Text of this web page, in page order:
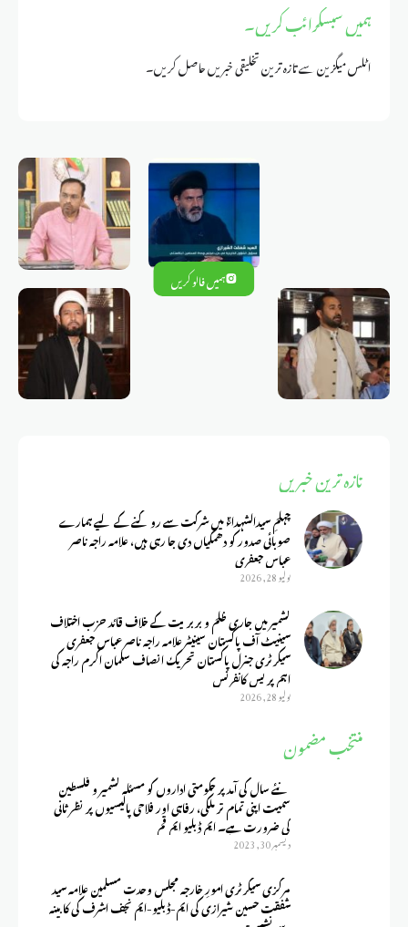
ہمیں سبسکرائب کریں۔
اٹلس میگزین سے تازہ ترین تخلیقی خبریں حاصل کریں۔
ہمیں فالو کریں
تازہ ترین خبریں
چہلمِ سیدالشہداءؑ میں شرکت سے روکنے کے لیے ہمارے
صوبائی صدور کو دھمکیاں دی جا رہی ہیں، علامہ راجہ ناصر
عباس جعفری
يوليو 28, 2026
کشمیر میں جاری ظلم و بربریت کے خلاف قائد حزب اختلاف
سینیٹ آف پاکستان سینیٹر علامہ راجہ ناصر عباس جعفری
سیکرٹری جنرل پاکستان تحریک انصاف سلمان اکرم راجہ کی
اہم پریس کانفرنس
يوليو 28, 2026
منتخب مضمون
نئے سال کی آمد پر حکومتی اداروں کو مسئلہ کشمیر و فلسطین
سمیت اپنی تمام تر ملکی، رفاہی اور فلاحی پالیسیوں پر نظر ثانی
کی ضرورت ہے۔ ایم ڈبلیو ایم قم
ديسمبر 30, 2023
مرکزی سیکرٹری امورِ خارجہ مجلس وحدت مسلمین علامہ سید
شفقت حسین شیرازی کی ایم-ڈبلیو-ایم نجف اشرف کی کابینہ